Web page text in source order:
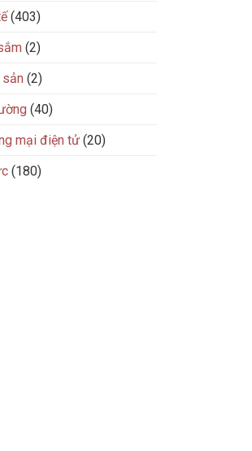
(403)
(2)
sản (2)
(40)
mại điện tử(20)
(180)